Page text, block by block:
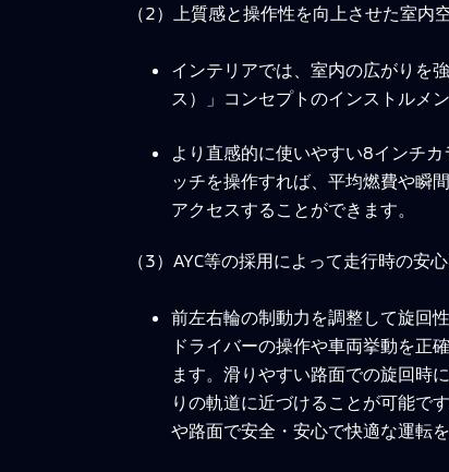
（2）上質感と操作性を向上させた室内
インテリアでは、室内の広がりを
ス）」コンセプトのインストルメ
より直感的に使いやすい8インチ
ッチを操作すれば、平均燃費や瞬
アクセスすることができます。
（3）AYC等の採用によって走行時の安
前左右輪の制動力を調整して旋回
ドライバーの操作や車両挙動を正
ます。滑りやすい路面での旋回時
りの軌道に近づけることが可能で
や路面で安全・安心で快適な運転